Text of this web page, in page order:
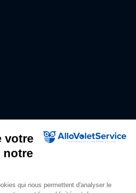
ad hoc
nous recrutons !
votre
notre
qui nous permettent d'analyser le